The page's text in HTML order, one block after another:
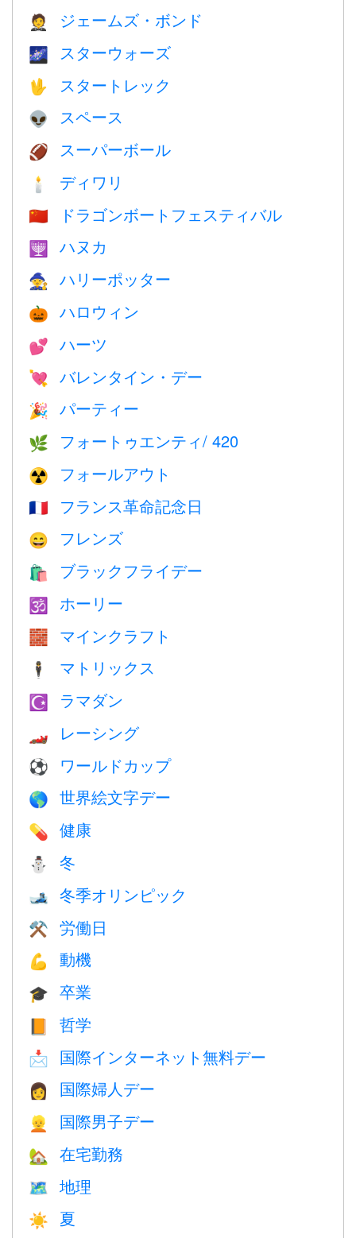
🤵 ジェームズ・ボンド
🌌 スターウォーズ
🖖 スタートレック
👽 スペース
🏈 スーパーボール
🕯 ディワリ
🇨🇳 ドラゴンボートフェスティバル
🕎 ハヌカ
🧙 ハリーポッター
🎃 ハロウィン
💕 ハーツ
💘 バレンタイン・デー
🎉 パーティー
🌿 フォートゥエンティ/ 420
☢️ フォールアウト
🇫🇷 フランス革命記念日
😄 フレンズ
🛍 ブラックフライデー
🕉 ホーリー
🧱 マインクラフト
🕴️ マトリックス
☪️ ラマダン
🏎 レーシング
⚽ ワールドカップ
🌎 世界絵文字デー
💊 健康
⛄ 冬
🎿 冬季オリンピック
⚒️ 労働日
💪 動機
🎓 卒業
📙 哲学
📩 国際インターネット無料デー
👩 国際婦人デー
👱 国際男子デー
🏡 在宅勤務
🗺 地理
☀️ 夏